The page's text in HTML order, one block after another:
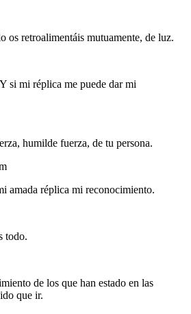
os retroalimentáis mutuamente, de luz.
si mi réplica me puede dar mi
humilde fuerza, de tu persona.
amada réplica mi reconocimiento.
todo.
de los que han estado en las
que ir.